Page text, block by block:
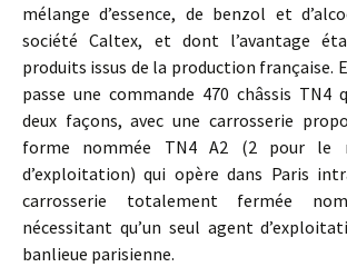
mélange d’essence, de benzol et
société Caltex, et dont l’avantage
produits issus de la production française.
passe une commande 470 châssis TN4
deux façons, avec une carrosserie
forme nommée TN4 A2 (2 pour le
d’exploitation) qui opère dans Paris
carrosserie totalement fermée
nécessitant qu’un seul agent
banlieue parisienne.